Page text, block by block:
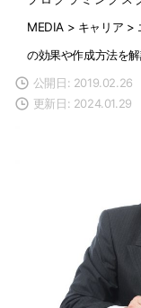
MEDIA > キャリア >
の効果や作成方法を
公開日: 2019.02.26
更新日: 2024.01.29